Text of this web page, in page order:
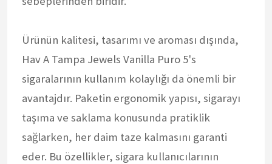
Ürünün kalitesi, tasarımı ve aroması dışında,
Hav A Tampa Jewels Vanilla Puro 5's
sigaralarının kullanım kolaylığı da önemli bir
avantajdır. Paketin ergonomik yapısı, sigarayı
taşıma ve saklama konusunda pratiklik
sağlarken, her daim taze kalmasını garanti
eder. Bu özellikler, sigara kullanıcılarının